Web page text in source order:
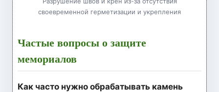
своевременной герметизации и укрепления
Частые вопросы о защите
мемориалов
Как часто нужно обрабатывать камень